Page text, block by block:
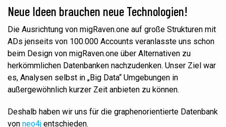
Neue Ideen brauchen neue Technologien!
Die Ausrichtung von migRaven.one auf große Strukturen mit
ADs jenseits von 100.000 Accounts veranlasste uns schon
beim Design von migRaven.one über Alternativen zu
herkömmlichen Datenbanken nachzudenken. Unser Ziel war
es, Analysen selbst in „Big Data“ Umgebungen in
außergewöhnlich kurzer Zeit anbieten zu können.
Deshalb haben wir uns für die graphenorientierte Datenbank
von neo4j entschieden.